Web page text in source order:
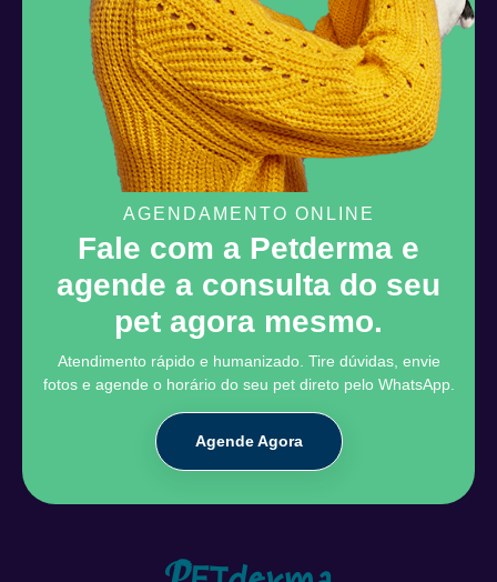
AGENDAMENTO ONLINE
Fale com a Petderma e
agende a consulta do seu
pet agora mesmo.
Atendimento rápido e humanizado. Tire dúvidas, envie
fotos e agende o horário do seu pet direto pelo WhatsApp.
Agende Agora